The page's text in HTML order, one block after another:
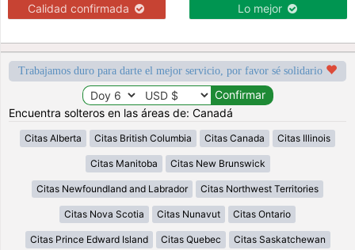
Calidad confirmada Lo mejor
Trabajamos duro para darte el mejor servicio, por favor sé solidario
Encuentra solteros en las áreas de: Canadá
Citas Alberta Citas British Columbia Citas Canada Citas Illinois
Citas Manitoba Citas New Brunswick
Citas Newfoundland and Labrador Citas Northwest Territories
Citas Nova Scotia Citas Nunavut Citas Ontario
Citas Prince Edward Island Citas Quebec Citas Saskatchewan